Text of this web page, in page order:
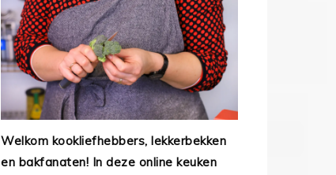
Welkom kookliefhebbers, lekkerbekken
en bakfanaten! In deze online keuken